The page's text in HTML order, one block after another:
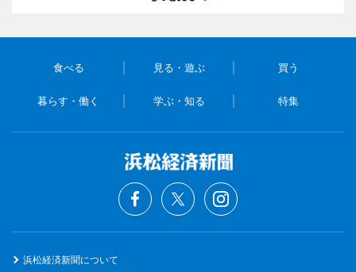
食べる 見る・遊ぶ 買う
暮らす・働く 学ぶ・知る 特集
浜松経済新聞について